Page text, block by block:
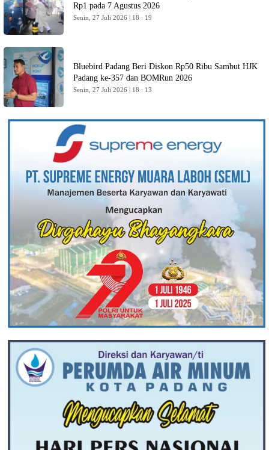
Rp1 pada 7 Agustus 2026
Senin, 27 Juli 2026 | 18 : 19
Bluebird Padang Beri Diskon Rp50 Ribu Sambut HJK
Padang ke-357 dan BOMRun 2026
Senin, 27 Juli 2026 | 18 : 13